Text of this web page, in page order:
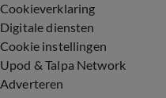
Cookieverklaring
Digitale diensten
Cookie instellingen
Upod & Talpa Network
Adverteren